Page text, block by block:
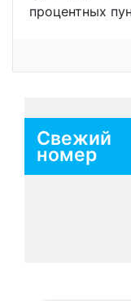
процентных
Свежий
номер